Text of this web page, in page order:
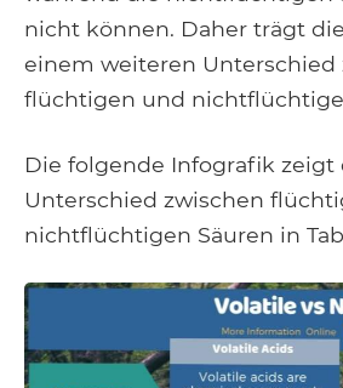
nicht können. Daher trägt
einem weiteren Unterschied
flüchtigen und
Die folgende Infografik zeigt
Unterschied zwischen
nichtflüchtigen Säuren in